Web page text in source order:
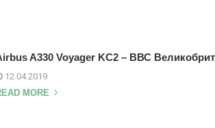
A330 Voyager KC2 – ВВС
12.04.2019
MORE